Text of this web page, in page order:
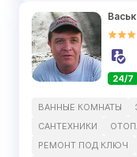
24/7
ВАННЫЕ КОМНАТЫ
САНТЕХНИКИ
РЕМОНТ ПОД КЛЮЧ